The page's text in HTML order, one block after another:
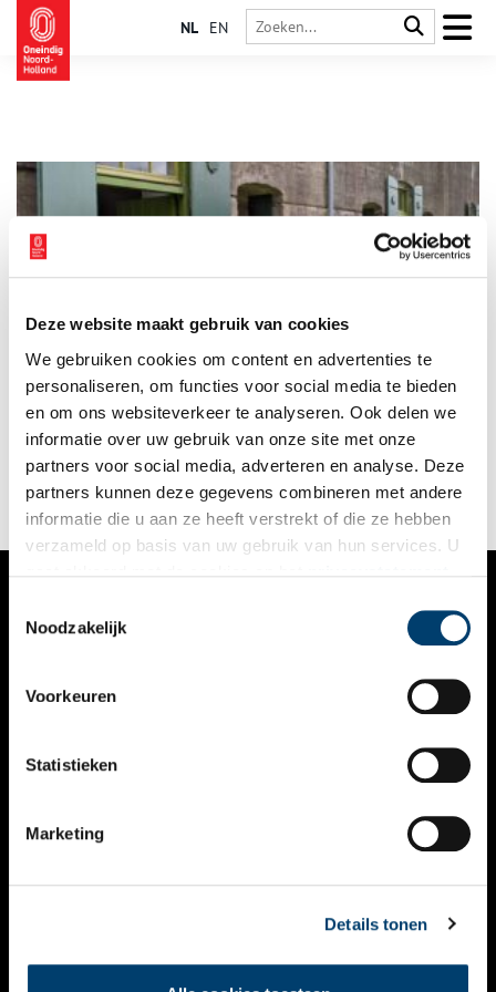
Deze website maakt gebruik van cookies
We gebruiken cookies om content en advertenties te
personaliseren, om functies voor social media te bieden
en om ons websiteverkeer te analyseren. Ook delen we
informatie over uw gebruik van onze site met onze
partners voor social media, adverteren en analyse. Deze
partners kunnen deze gegevens combineren met andere
informatie die u aan ze heeft verstrekt of die ze hebben
verzameld op basis van uw gebruik van hun services. U
Noodzakelijk
Voorkeuren
Statistieken
Marketing
Details tonen
NL EN
Het Fort bij Nigtevecht ligt op de westoever van het
Amsterdam-Rijnkanaal, tegenover het dorp Nigtevecht. Lokaal
staat het fort bekend als het Knakenfort. Het fort moest het
Merwedekanaal, de Vecht en een aantal sluizen verdedigen.
VERHALEN
KALENDER
THEMA’S
VIDEO’S
CONTACT